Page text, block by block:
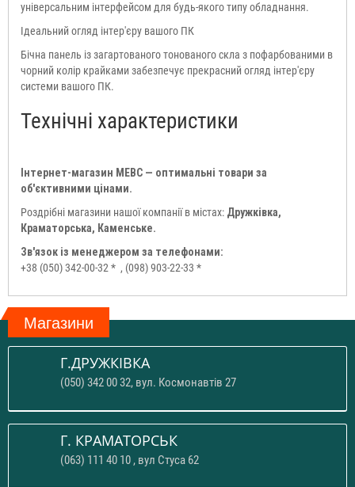
універсальним інтерфейсом для будь-якого типу обладнання.
Ідеальний огляд інтер'єру вашого ПК
Бічна панель із загартованого тонованого скла з пофарбованими в
чорний колір крайками забезпечує прекрасний огляд інтер'єру
системи вашого ПК.
Технічні характеристики
Інтернет-магазин МЕВС — оптимальні товари за
об'єктивними цінами.
Роздрібні магазини нашої компанії в містах: Дружківка,
Краматорська, Каменське.
Зв'язок із менеджером за телефонами:
+38 (050) 342-00-32 * , (098) 903-22-33 *
Магазини
Г.ДРУЖКІВКА
(050) 342 00 32, вул. Космонавтів 27
Г. КРАМАТОРСЬК
(063) 111 40 10 , вул Стуса 62